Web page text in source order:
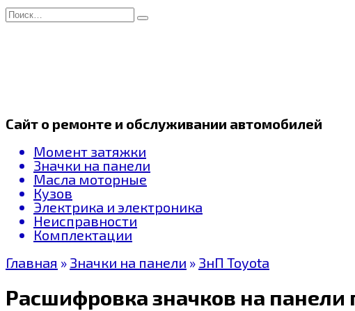
Перейти
к
Search
for:
Сайт о ремонте и обслуживании автомобилей
Момент затяжки
Значки на панели
Масла моторные
Кузов
Электрика и электроника
Неисправности
Комплектации
Главная » Значки на панели » ЗнП Toyota
Расшифровка значков на панели